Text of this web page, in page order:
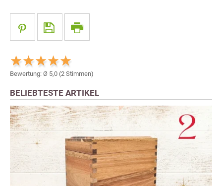
Bewertung: Ø 5,0 (2 Stimmen)
BELIEBTESTE ARTIKEL